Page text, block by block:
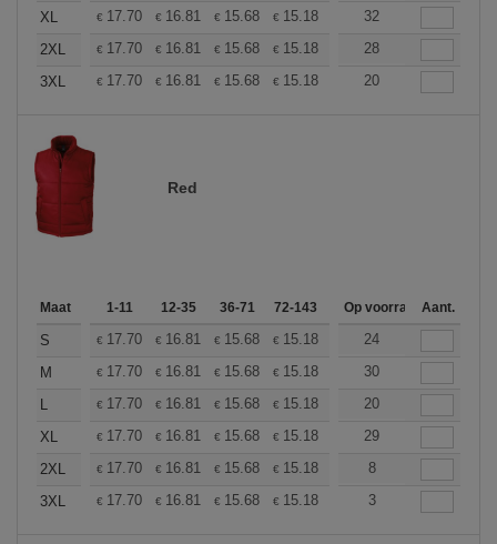
XL
€ 17.70 € 16.81 € 15.68 € 15.18 14.42
32
2XL
€ 17.70 € 16.81 € 15.68 € 15.18 14.42
28
3XL
€ 17.70 € 16.81 € 15.68 € 15.18 14.42
20
Red
Maat 1-11 12-35 36-71 72-143 144-287 288 + Meer
Op voorraadAant.
S € 17.70 € 16.81 € 15.68 € 15.18 14.42
24
M
€ 17.70 € 16.81 € 15.68 € 15.18 14.42
30
L
€ 17.70 € 16.81 € 15.68 € 15.18 14.42
20
XL
€ 17.70 € 16.81 € 15.68 € 15.18 14.42
29
2XL
€ 17.70 € 16.81 € 15.68 € 15.18 14.42
8
3XL
€ 17.70 € 16.81 € 15.68 € 15.18 14.42
3